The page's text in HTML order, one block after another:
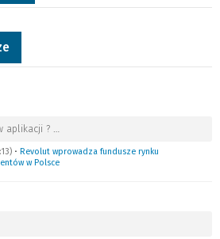
aplikacji ? …
• Revolut wprowadza fundusze rynku
w Polsce